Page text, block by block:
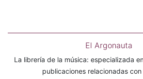
El Argonauta
La librería de la música: especializada
publicaciones relacionadas con